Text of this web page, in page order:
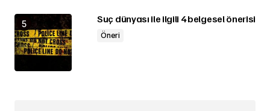
Suç dünyası ile ilgili 4 belgesel önerisi
Öneri